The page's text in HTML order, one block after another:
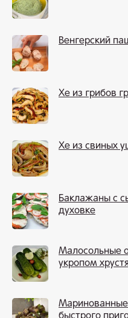
Венгерский
Хе из грибов
Хе из свиных
Баклажаны с
духовке
Малосольные
укропом